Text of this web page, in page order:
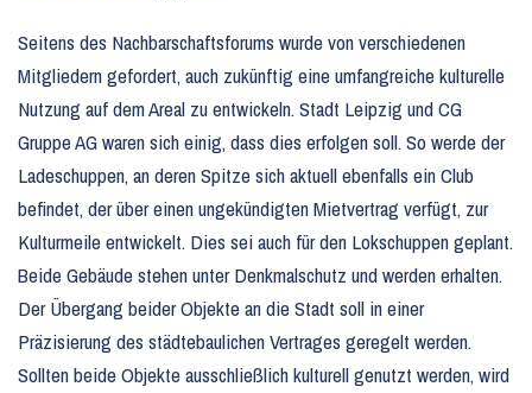
Seitens des Nachbarschaftsforums wurde von verschiedenen
Mitgliedern gefordert, auch zukünftig eine umfangreiche kulturelle
Nutzung auf dem Areal zu entwickeln. Stadt Leipzig und CG
Gruppe AG waren sich einig, dass dies erfolgen soll. So werde der
Ladeschuppen, an deren Spitze sich aktuell ebenfalls ein Club
befindet, der über einen ungekündigten Mietvertrag verfügt, zur
Kulturmeile entwickelt. Dies sei auch für den Lokschuppen geplant.
Beide Gebäude stehen unter Denkmalschutz und werden erhalten.
Der Übergang beider Objekte an die Stadt soll in einer
Präzisierung des städtebaulichen Vertrages geregelt werden.
Sollten beide Objekte ausschließlich kulturell genutzt werden, wird